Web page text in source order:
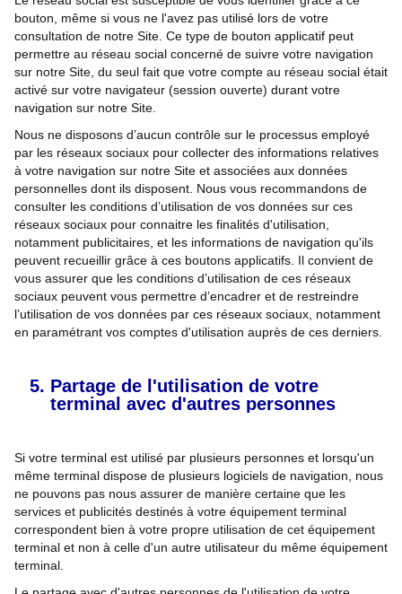
bouton, même si vous ne l'avez pas utilisé lors de votre
consultation de notre Site. Ce type de bouton applicatif peut
permettre au réseau social concerné de suivre votre navigation
sur notre Site, du seul fait que votre compte au réseau social était
activé sur votre navigateur (session ouverte) durant votre
navigation sur notre Site.
Nous ne disposons d’aucun contrôle sur le processus employé
par les réseaux sociaux pour collecter des informations relatives
à votre navigation sur notre Site et associées aux données
personnelles dont ils disposent. Nous vous recommandons de
consulter les conditions d’utilisation de vos données sur ces
réseaux sociaux pour connaitre les finalités d'utilisation,
notamment publicitaires, et les informations de navigation qu'ils
peuvent recueillir grâce à ces boutons applicatifs. Il convient de
vous assurer que les conditions d’utilisation de ces réseaux
sociaux peuvent vous permettre d’encadrer et de restreindre
l’utilisation de vos données par ces réseaux sociaux, notamment
en paramétrant vos comptes d'utilisation auprès de ces derniers.
Partage de l'utilisation de votre
terminal avec d'autres personnes
Si votre terminal est utilisé par plusieurs personnes et lorsqu'un
même terminal dispose de plusieurs logiciels de navigation, nous
ne pouvons pas nous assurer de manière certaine que les
services et publicités destinés à votre équipement terminal
correspondent bien à votre propre utilisation de cet équipement
terminal et non à celle d'un autre utilisateur du même équipement
terminal.